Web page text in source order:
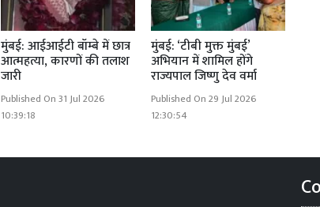
मुंबई: आईआईटी बॉम्बे में छात्र
आत्महत्या, कारणों की तलाश
जारी
Published On 31 Jul 2026
10:39:18
मुंबई: ‘टीबी मुक्त मुंबई’
अभियान में शामिल होंगे
राज्यपाल जिष्णु देव वर्मा
Published On 29 Jul 2026
12:30:54